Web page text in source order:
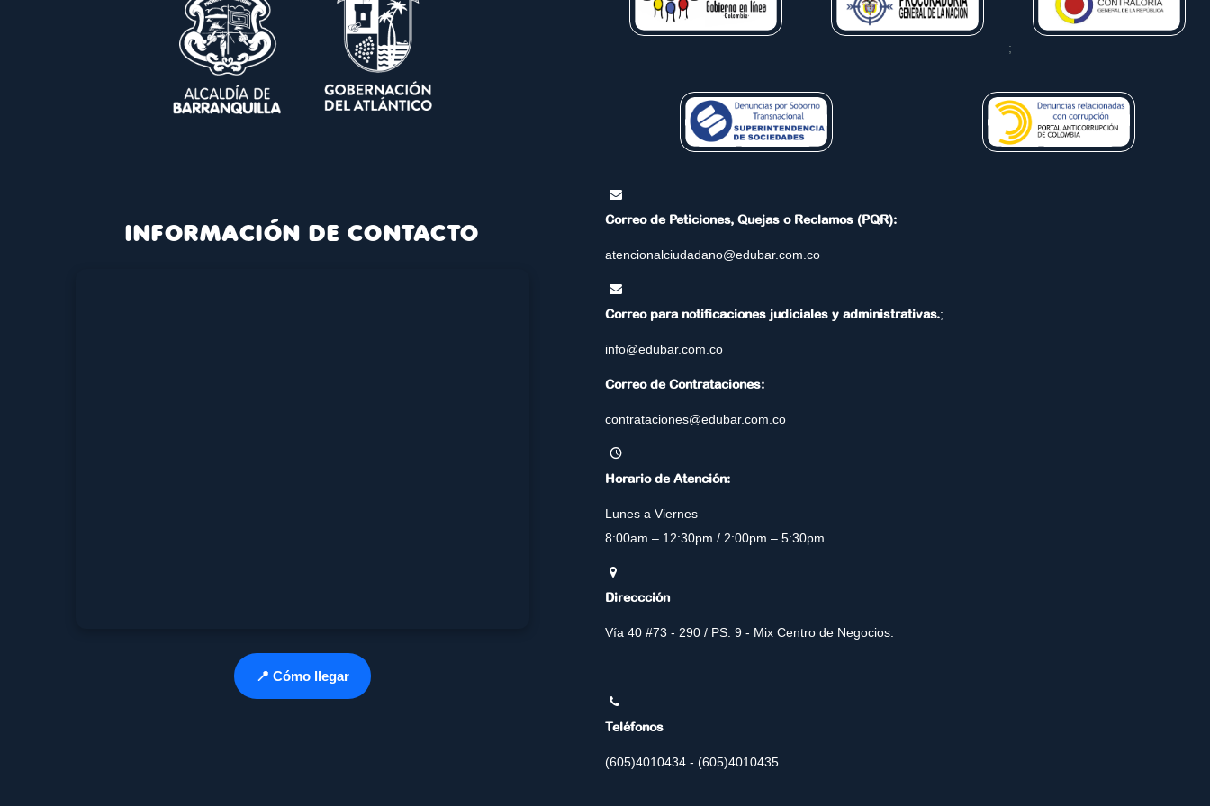
;
INFORMACIÓN DE CONTACTO
📍 Cómo llegar
Correo de Peticiones, Quejas o Reclamos (PQR):
atencionalciudadano@edubar.com.co
Correo para notificaciones judiciales y administrativas.;
info@edubar.com.co
Correo de Contrataciones:
contrataciones@edubar.com.co
Horario de Atención:
Lunes a Viernes
8:00am – 12:30pm / 2:00pm – 5:30pm
Direccción
Vía 40 #73 - 290 / PS. 9 - Mix Centro de Negocios.
Teléfonos
(605)4010434 - (605)4010435